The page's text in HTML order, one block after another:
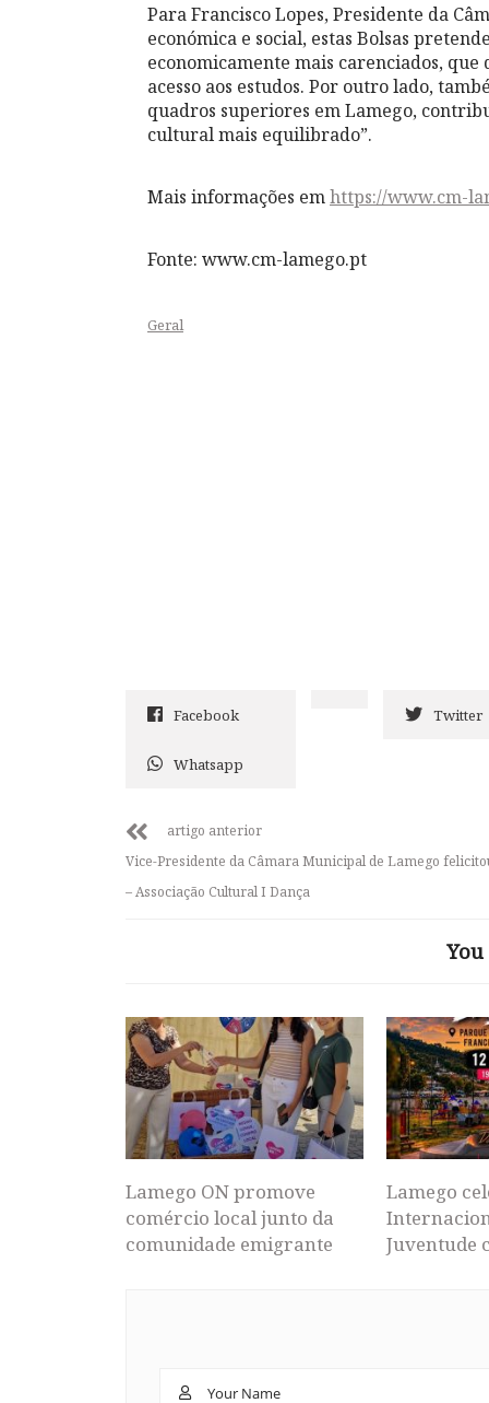
Para Francisco Lopes, Presidente da
económica e social, estas Bolsas
economicamente mais carenciados,
acesso aos estudos. Por outro lado,
quadros superiores em Lamego,
cultural mais equilibrado”.
Mais informações emhttps://www.cm-
Fonte: www.cm-lamego.pt
Geral
Facebook Twitter
Whatsapp
artigo anterior
Vice-Presidente da Câmara Municipal de Lamego
– Associação Cultural I Dança
Lamego ON promove
comércio local junto da
comunidade emigrante
Lamego
Juventude